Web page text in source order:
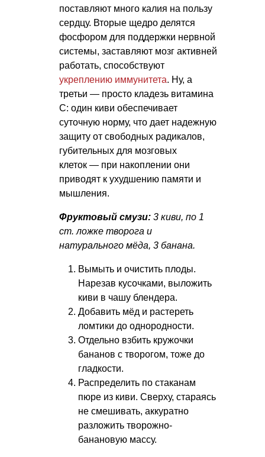
поставляют много калия на пользу
сердцу. Вторые щедро делятся
фосфором для поддержки нервной
системы, заставляют мозг активней
работать, способствуют
укреплению иммунитета. Ну, а
третьи — просто кладезь витамина
C: один киви обеспечивает
суточную норму, что дает надежную
защиту от свободных радикалов,
губительных для мозговых
клеток — при накоплении они
приводят к ухудшению памяти и
мышления.
Фруктовый смузи: 3 киви, по 1
ст. ложке творога и
натурального мёда, 3 банана.
Вымыть и очистить плоды.
Нарезав кусочками, выложить
киви в чашу блендера.
Добавить мёд и растереть
ломтики до однородности.
Отдельно взбить кружочки
бананов с творогом, тоже до
гладкости.
Распределить по стаканам
пюре из киви. Сверху, стараясь
не смешивать, аккуратно
разложить творожно-
банановую массу.